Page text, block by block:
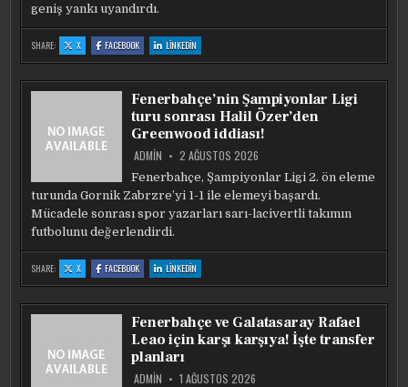
geniş yankı uyandırdı.
SHARE: X:
POLONYA
BASININDAN
MANŞETI:
TALISCA
FACEBOOK:
POLONYA
BASININDAN
MANŞETI:
MERHAMET
ETMIYOR
LINKEDIN
POLONYA
BASININDAN
MANŞETI:
MERHAMET
ETMIYOR
Fenerbahçe’nin Şampiyonlar Ligi
turu sonrası Halil Özer’den
Greenwood iddiası!
ADMIN 2 AĞUSTOS 2026
Fenerbahçe, Şampiyonlar Ligi 2. ön eleme
turunda Gornik Zabrzre’yi 1-1 ile elemeyi başardı.
Mücadele sonrası spor yazarları sarı-lacivertli takımın
futbolunu değerlendirdi.
SHARE: X:
FENERBAHÇE’NIN
ŞAMPIYONLAR
TURU
SONRASI
IDDIASI!
FACEBOOK:
FENERBAHÇE’NIN
ŞAMPIYONLAR
TURU
HALIL
ÖZER’DEN
GREENWOOD
IDDIASI!
LINKEDIN
FENERBAHÇE’NIN
ŞAMPIYONLAR
TURU
HALIL
ÖZER’DEN
GREENWOOD
IDDIASI!
Fenerbahçe ve Galatasaray Rafael
Leao için karşı karşıya! İşte transfer
planları
ADMIN 1 AĞUSTOS 2026